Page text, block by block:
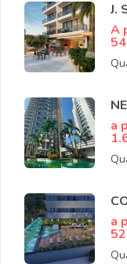
J.
CE
A
CE
a
a